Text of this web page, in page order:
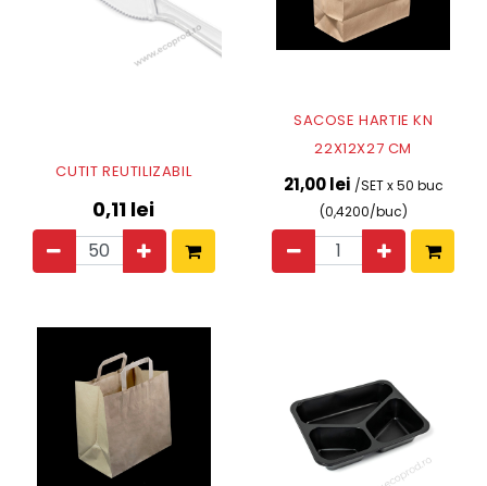
CUTIT REUTILIZABIL
0,11 lei
SACOSE HARTIE KN
22X12X27 CM
21,00 lei /SET x 50 buc
(0,4200/buc)